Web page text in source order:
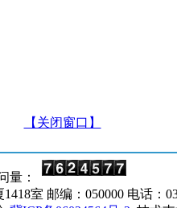
【关闭窗口】
量：
室 邮编：050000 电话：